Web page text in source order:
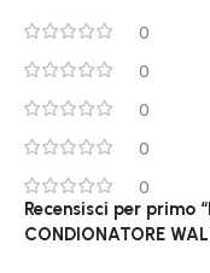
0
0
0
0
0
Recensisci per primo
CONDIONATORE